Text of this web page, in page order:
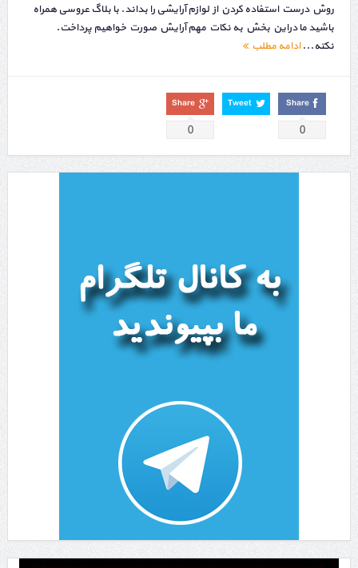
روش درست استفاده کردن از لوازم آرایشی را بداند. با بلاگ عروسی همراه
باشید ما دراین بخش به نکات مهم آرایش صورت خواهیم پرداخت.
نکته...ادامه مطلب
Share
0
Tweet
Share
0